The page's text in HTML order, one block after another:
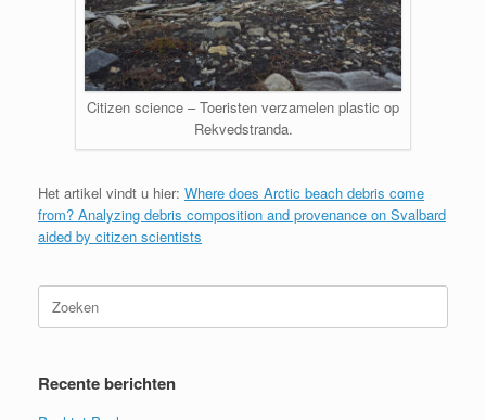
Citizen science – Toeristen verzamelen plastic op
Rekvedstranda.
Het artikel vindt u hier: Where does Arctic beach debris come
from? Analyzing debris composition and provenance on Svalbard
aided by citizen scientists
Zoeken
naar:
Recente berichten